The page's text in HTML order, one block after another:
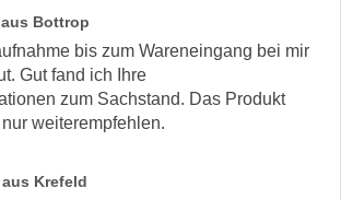
aus Bottrop
bis zum Wareneingang bei mir
Gut fand ich Ihre
zum Sachstand. Das Produkt
weiterempfehlen.
aus Krefeld